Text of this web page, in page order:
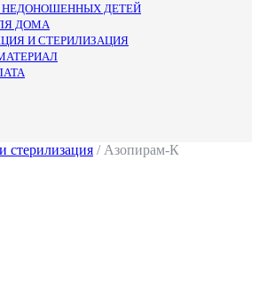
НЕДОНОШЕННЫХ ДЕТЕЙ
ДОМА
И СТЕРИЛИЗАЦИЯ
стерилизация / Азопирам-К